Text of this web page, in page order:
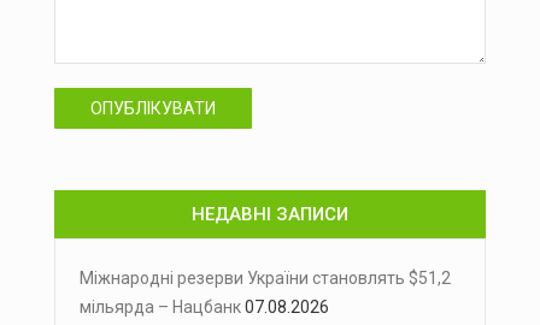
ОПУБЛІКУВАТИ
НЕДАВНІ ЗАПИСИ
Міжнародні резерви України становлять $51,2
мільярда – Нацбанк07.08.2026